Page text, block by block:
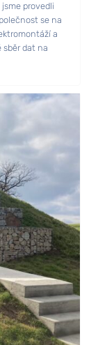
jsme provedli
se na
a
sběr dat na